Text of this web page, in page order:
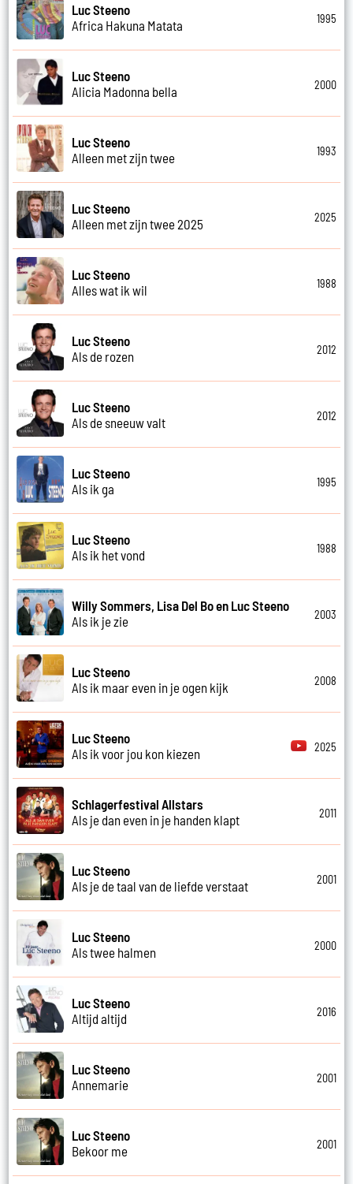
Luc Steeno
Africa Hakuna Matata
1995
Luc Steeno
Alicia Madonna bella
2000
Luc Steeno
Alleen met zijn twee
1993
Luc Steeno
Alleen met zijn twee 2025
2025
Luc Steeno
Alles wat ik wil
1988
Luc Steeno
Als de rozen
2012
Luc Steeno
Als de sneeuw valt
2012
Luc Steeno
Als ik ga
1995
Luc Steeno
Als ik het vond
1988
Willy Sommers, Lisa Del Bo en Luc Steeno
Als ik je zie
2003
Luc Steeno
Als ik maar even in je ogen kijk
2008
Luc Steeno
Als ik voor jou kon kiezen
2025
Schlagerfestival Allstars
Als je dan even in je handen klapt
2011
Luc Steeno
Als je de taal van de liefde verstaat
2001
Luc Steeno
Als twee halmen
2000
Luc Steeno
Altijd altijd
2016
Luc Steeno
Annemarie
2001
Luc Steeno
Bekoor me
2001